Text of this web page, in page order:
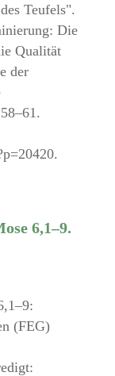
Teufels".
Die
Qualität
der
6,1–9.
(FEG)